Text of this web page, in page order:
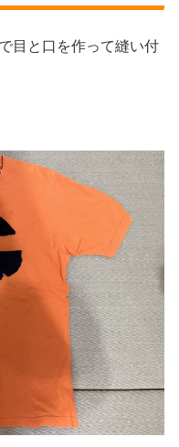
目と口を作って縫い付